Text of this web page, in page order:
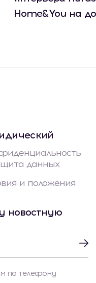
Home&You на
данных
и положения
новостную
по телефону